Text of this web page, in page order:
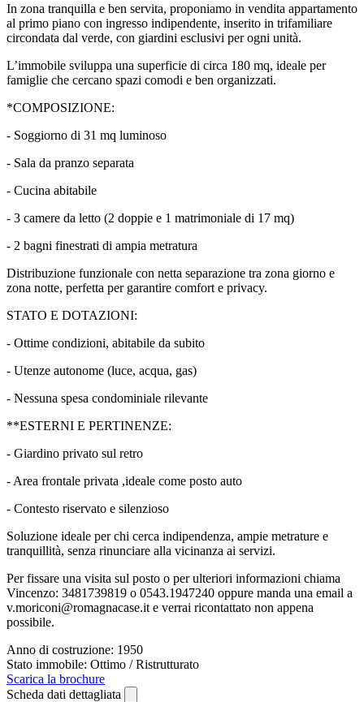
In zona tranquilla e ben servita, proponiamo in vendita appartamento
al primo piano con ingresso indipendente, inserito in trifamiliare
circondata dal verde, con giardini esclusivi per ogni unità.
L’immobile sviluppa una superficie di circa 180 mq, ideale per
famiglie che cercano spazi comodi e ben organizzati.
*COMPOSIZIONE:
- Soggiorno di 31 mq luminoso
- Sala da pranzo separata
- Cucina abitabile
- 3 camere da letto (2 doppie e 1 matrimoniale di 17 mq)
- 2 bagni finestrati di ampia metratura
Distribuzione funzionale con netta separazione tra zona giorno e
zona notte, perfetta per garantire comfort e privacy.
STATO E DOTAZIONI:
- Ottime condizioni, abitabile da subito
- Utenze autonome (luce, acqua, gas)
- Nessuna spesa condominiale rilevante
**ESTERNI E PERTINENZE:
- Giardino privato sul retro
- Area frontale privata ,ideale come posto auto
- Contesto riservato e silenzioso
Soluzione ideale per chi cerca indipendenza, ampie metrature e
tranquillità, senza rinunciare alla vicinanza ai servizi.
Per fissare una visita sul posto o per ulteriori informazioni chiama
Vincenzo: 3481739819 o 0543.1947240 oppure manda una email a
v.moriconi@romagnacase.it e verrai ricontattato non appena
possibile.
Anno di costruzione: 1950
Stato immobile: Ottimo / Ristrutturato
Scarica la brochure
Scheda dati dettagliata